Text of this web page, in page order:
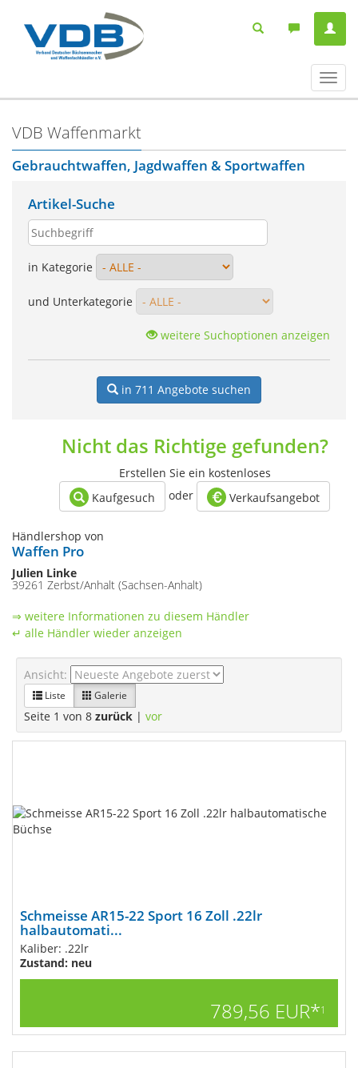
ein-/
VDB Waffenmarkt
Gebrauchtwaffen, Jagdwaffen & Sportwaffen
Artikel-Suche
in Kategorie
und Unterkategorie
weitere Suchoptionen anzeigen
in 711 Angebote suchen
Nicht das Richtige gefunden?
Erstellen Sie ein kostenloses
Kaufgesuch
oder Verkaufsangebot
Händlershop von
Waffen Pro
Julien Linke
39261 Zerbst/Anhalt (Sachsen-Anhalt)
⇒ weitere Informationen zu diesem Händler
↵ alle Händler wieder anzeigen
Ansicht:
Liste Galerie
Seite 1 von 8 zurück | vor
Schmeisse AR15-22 Sport 16 Zoll .22lr
halbautomati...
Kaliber: .22lr
Zustand: neu
789,56 EUR*1